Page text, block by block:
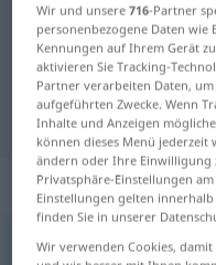
Deutsch-
"Banalität"
"Banalität"
„Banalität“
Banalitätf <Banalität ;
Wir und unsere716-Partner
personenbezogene Daten
Kennungen auf Ihrem Gerät
aktivieren Sie Tracking-
Partner verarbeiten Daten,
aufgeführten Zwecke. Wenn
Inhalte und Anzeigen
können dieses Menü
ändern oder Ihre Einwilligung
Privatsphäre-Einstellungen
Einstellungen gelten
finden Sie in unserer
Wir verwenden Cookies,